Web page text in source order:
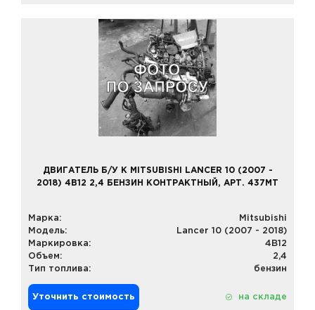
ДВИГАТЕЛЬ Б/У К MITSUBISHI LANCER 10 (2007 -
2018) 4B12 2,4 БЕНЗИН КОНТРАКТНЫЙ, АРТ. 437MT
Марка:
Mitsubishi
Модель:
Lancer 10 (2007 - 2018)
Маркировка:
4B12
Объем:
2,4
Тип топлива:
бензин
Уточнить стоимость на складе